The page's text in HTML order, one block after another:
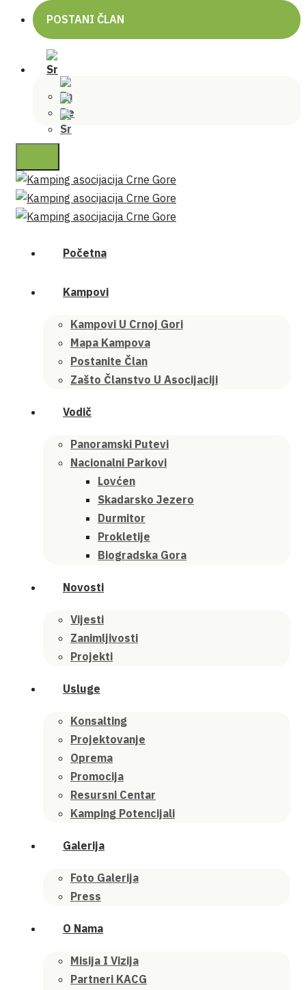
POSTANI ČLAN
Početna
Kampovi
Kampovi U Crnoj Gori
Mapa Kampova
Postanite Član
Zašto Članstvo U Asocijaciji
Vodič
Panoramski Putevi
Nacionalni Parkovi
Lovćen
Skadarsko Jezero
Durmitor
Prokletije
Biogradska Gora
Novosti
Vijesti
Zanimljivosti
Projekti
Usluge
Konsalting
Projektovanje
Oprema
Promocija
Resursni Centar
Kamping Potencijali
Galerija
Foto Galerija
Press
O Nama
Misija I Vizija
Partneri KACG